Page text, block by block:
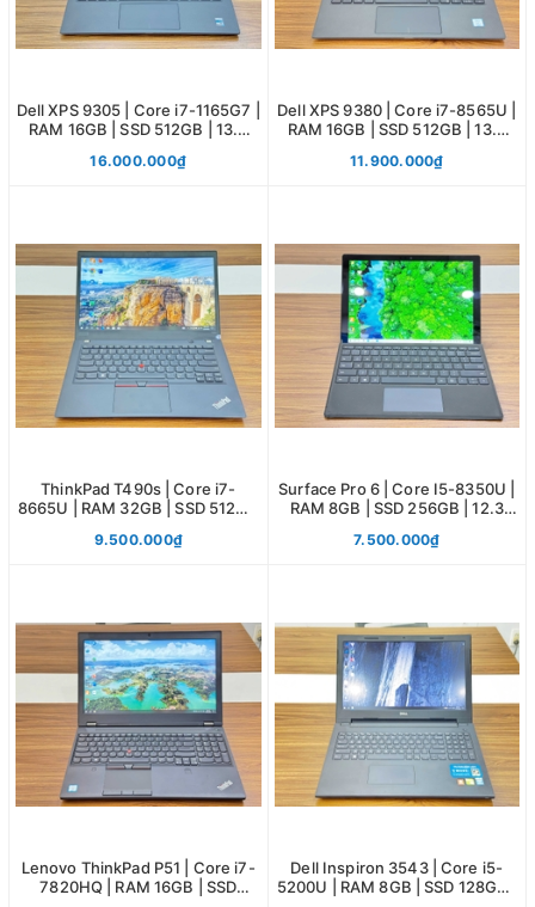
Dell XPS 9305 | Core i7-1165G7 |
RAM 16GB | SSD 512GB | 13.3
16.000.000₫
Dell XPS 9380 | Core i7-8565U |
RAM 16GB | SSD 512GB | 13.3
11.900.000₫
ThinkPad T490s | Core i7-
8665U | RAM 32GB | SSD 512GB
9.500.000₫
Surface Pro 6 | Core I5-8350U |
RAM 8GB | SSD 256GB | 12.3
7.500.000₫
Lenovo ThinkPad P51 | Core i7-
7820HQ | RAM 16GB | SSD
Dell Inspiron 3543 | Core i5-
5200U | RAM 8GB | SSD 128GB |